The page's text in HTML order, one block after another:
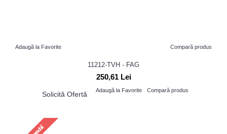
Adaugă la Favorite Compară produs
11212-TVH - FAG
250,61 Lei
Solicită Ofertă Adaugă la Favorite Compară produs